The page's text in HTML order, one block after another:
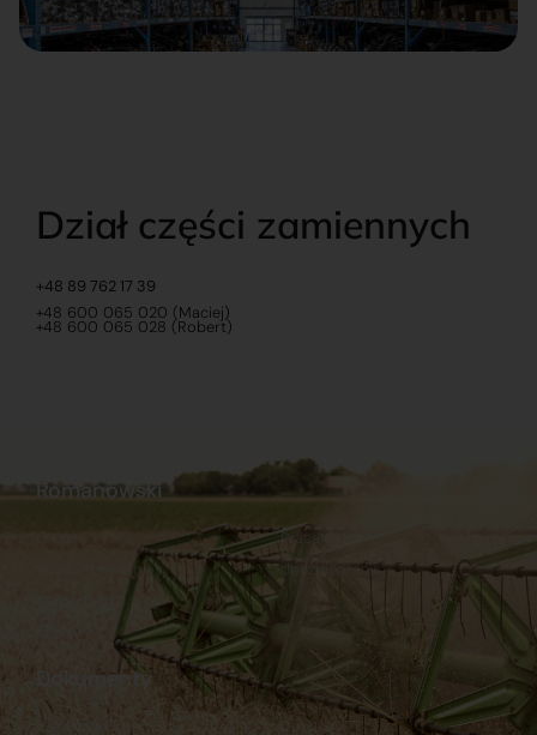
Dział części zamiennych
+48 89 762 17 39
+48 600 065 020 (Maciej)
+48 600 065 028 (Robert)
Dokumenty
Regulamin Dostawy
Romanowski
Sklep internetowy
Praca
Ubezpieczenia